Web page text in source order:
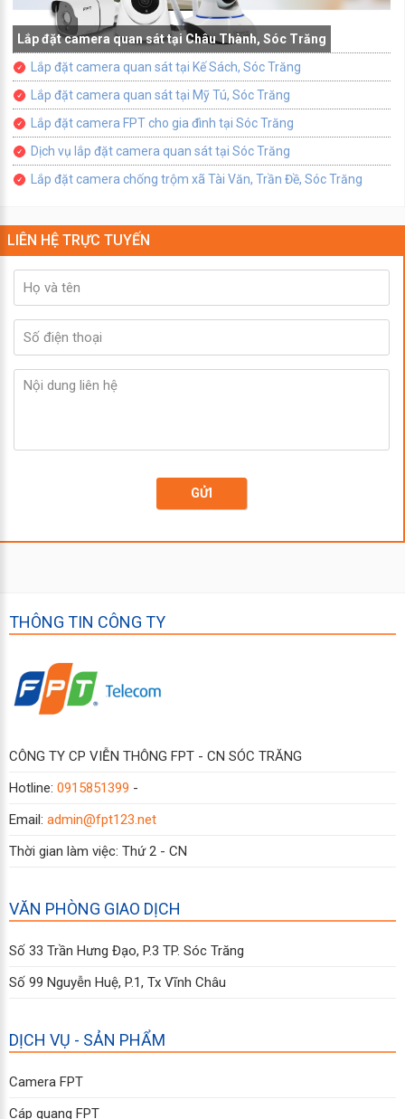
Lắp đặt camera quan sát tại Châu Thành, Sóc Trăng
Lắp đặt camera quan sát tại Kế Sách, Sóc Trăng
Lắp đặt camera quan sát tại Mỹ Tú, Sóc Trăng
Lắp đặt camera FPT cho gia đình tại Sóc Trăng
Dịch vụ lắp đặt camera quan sát tại Sóc Trăng
Lắp đặt camera chống trộm xã Tài Văn, Trần Đề, Sóc Trăng
LIÊN HỆ TRỰC TUYẾN
GỬI
THÔNG TIN CÔNG TY
CÔNG TY CP VIỄN THÔNG FPT - CN SÓC TRĂNG
Hotline: 0915851399 -
Email: admin@fpt123.net
Thời gian làm việc: Thứ 2 - CN
VĂN PHÒNG GIAO DỊCH
Số 33 Trần Hưng Đạo, P.3 TP. Sóc Trăng
Số 99 Nguyễn Huệ, P.1, Tx Vĩnh Châu
DỊCH VỤ - SẢN PHẨM
Camera FPT
Cáp quang FPT